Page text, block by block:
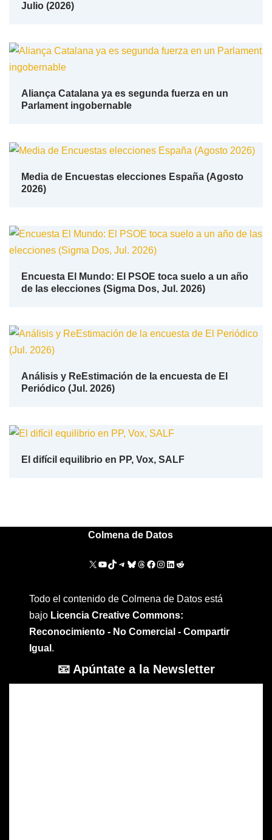
Julio (2026)
Aliança Catalana ya es segunda fuerza en un
Parlament ingobernable
Media de Encuestas elecciones España (Agosto
2026)
Encuesta El Mundo: El PSOE toca suelo a un año
de las elecciones (Sigma Dos, Jul. 2026)
Análisis y ReEstimación de la encuesta de El
Periódico (Jul. 2026)
El difícil equilibrio en PP, Vox, SALF
Colmena de Datos
Todo el contenido de Colmena de Datos está
bajo Licencia Creative Commons:
Reconocimiento - No Comercial - Compartir
Igual .
📧 Apúntate a la Newsletter